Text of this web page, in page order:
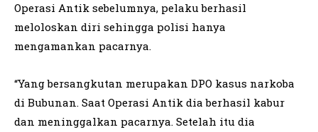
Operasi Antik sebelumnya, pelaku berhasil
meloloskan diri sehingga polisi hanya
mengamankan pacarnya.
“Yang bersangkutan merupakan DPO kasus narkoba
di Bubunan. Saat Operasi Antik dia berhasil kabur
dan meninggalkan pacarnya. Setelah itu dia